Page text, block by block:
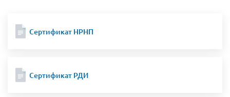
Сертификат НРНП
Сертификат РДИ